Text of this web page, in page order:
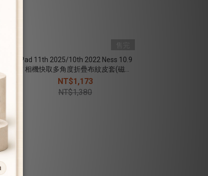
iPad 11th 2025/10th 2022 Ness 10.9
吋 相機快取多角度折疊布紋皮套(磁扣)
- 粉
NT$1,173
NT$1,380